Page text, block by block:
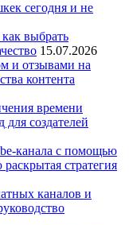
сегодня и не
выбрать
15.07.2026
и отзывами на
контента
времени
создателей
канала с помощью
стратегия
каналов и